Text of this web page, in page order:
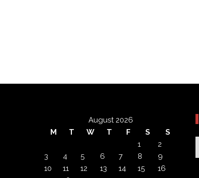
August 2026
M
T W T F S
S
1
2
3
4 5 6 7 8
9
10
11 12 13 14 15
16